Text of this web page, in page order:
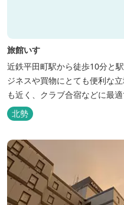
旅館いすゞ
近鉄平田町駅から徒歩10分と
ジネスや買物にとても便利な
も近く、クラブ合宿などに最適
北勢